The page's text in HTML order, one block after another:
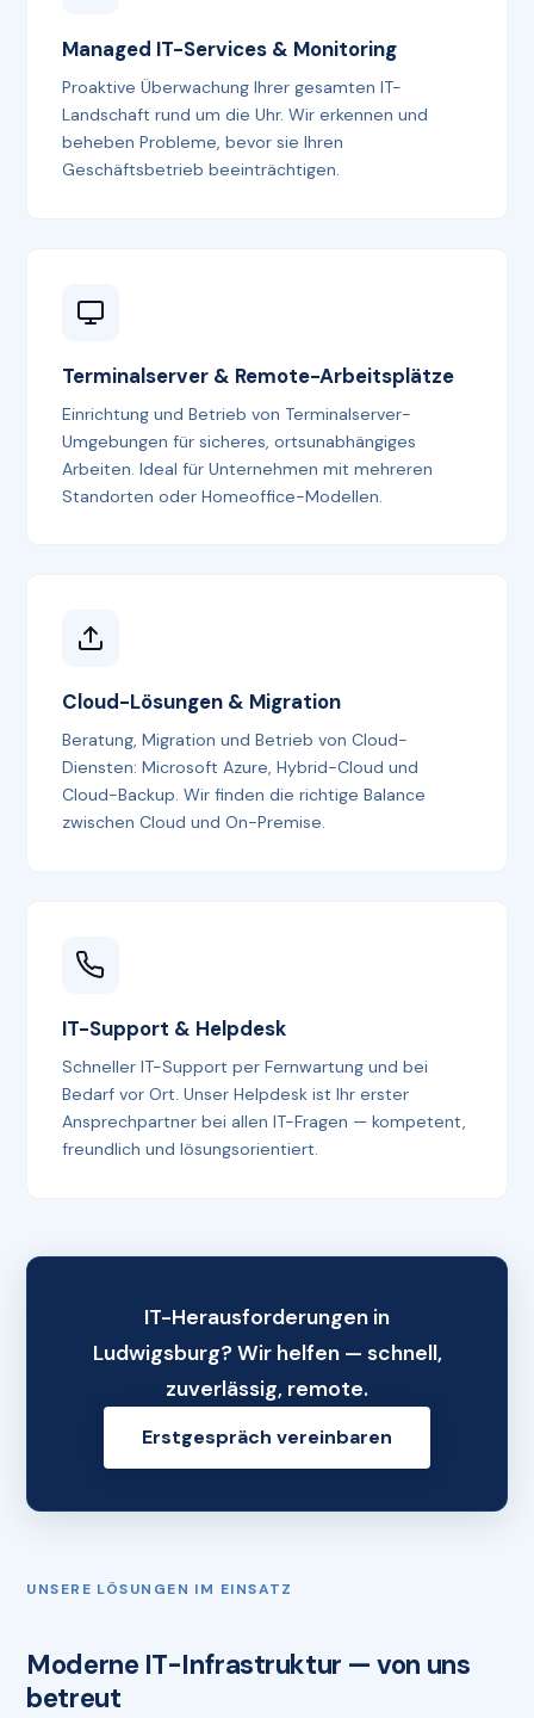
Managed IT-Services & Monitoring
Proaktive Überwachung Ihrer gesamten IT-
Landschaft rund um die Uhr. Wir erkennen und
beheben Probleme, bevor sie Ihren
Geschäftsbetrieb beeinträchtigen.
Terminalserver & Remote-Arbeitsplätze
Einrichtung und Betrieb von Terminalserver-
Umgebungen für sicheres, ortsunabhängiges
Arbeiten. Ideal für Unternehmen mit mehreren
Standorten oder Homeoffice-Modellen.
Cloud-Lösungen & Migration
Beratung, Migration und Betrieb von Cloud-
Diensten: Microsoft Azure, Hybrid-Cloud und
Cloud-Backup. Wir finden die richtige Balance
zwischen Cloud und On-Premise.
IT-Support & Helpdesk
Schneller IT-Support per Fernwartung und bei
Bedarf vor Ort. Unser Helpdesk ist Ihr erster
Ansprechpartner bei allen IT-Fragen — kompetent,
freundlich und lösungsorientiert.
IT-Herausforderungen in
Ludwigsburg? Wir helfen — schnell,
zuverlässig, remote.
Erstgespräch vereinbaren
UNSERE LÖSUNGEN IM EINSATZ
Moderne IT-Infrastruktur — von uns
betreut